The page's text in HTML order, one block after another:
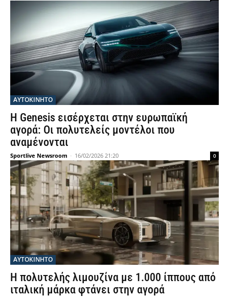
ΑΥΤΟΚΙΝΗΤΟ
Η Genesis εισέρχεται στην ευρωπαϊκή
αγορά: Οι πολυτελείς μοντέλοι που
αναμένονται
Sportlive Newsroom - 16/02/2026 21:20 0
ΑΥΤΟΚΙΝΗΤΟ
Η πολυτελής λιμουζίνα με 1.000 ίππους από
ιταλική μάρκα φτάνει στην αγορά